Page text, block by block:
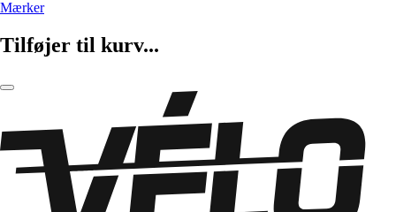
Mærker
Tilføjer til kurv...